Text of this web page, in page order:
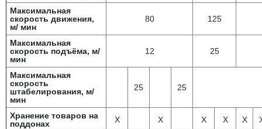
Максимальная
скорость движения,
м/ мин
80 125
Максимальная
скорость подъёма, м/
мин
12 25
Максимальная
скорость
штабелирования, м/
мин
25 25
Хранение товаров на
поддонах
Х Х Х Х Х